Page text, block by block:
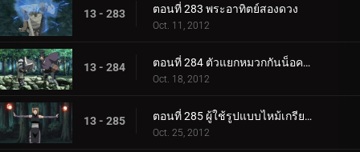
13 - 283 ตอนที่ 283 พระอาทิตย์สองดวง
Oct. 11, 2012
13 - 284 ตอนที่ 284 ตัวแยกหมวกกันน็อค: จินิน อาเคบิโนะ!
Oct. 18, 2012
13 - 285 ตอนที่ 285 ผู้ใช้รูปแบบไหม้เกรียม: ปาคุระแห่งทราย!
Oct. 25, 2012